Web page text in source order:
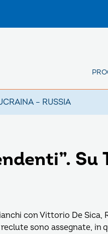
– RUSSIA
Su
con Vittorio De Sica,
sono assegnate,